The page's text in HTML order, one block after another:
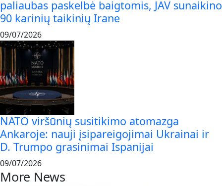
paliaubas paskelbė baigtomis, JAV sunaikino
90 karinių taikinių Irane
09/07/2026
NATO viršūnių susitikimo atomazga
Ankaroje: nauji įsipareigojimai Ukrainai ir
D. Trumpo grasinimai Ispanijai
09/07/2026
More News